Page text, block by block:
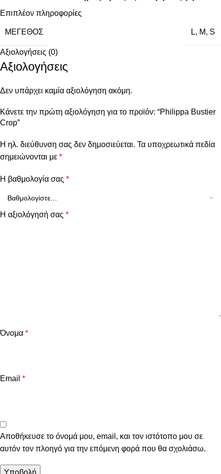
Επιπλέον πληροφορίες
ΜΈΓΕΘΟΣ L, M, S
Αξιολογήσεις (0)
Αξιολογήσεις
Δεν υπάρχει καμία αξιολόγηση ακόμη.
Κάνετε την πρώτη αξιολόγηση για το προϊόν: “Philippa Bustier
Crop”
Η ηλ. διεύθυνση σας δεν δημοσιεύεται. Τα υποχρεωτικά πεδία
σημειώνονται με *
Η βαθμολογία σας *
Η αξιολόγησή σας *
Όνομα *
Email *
Αποθήκευσε το όνομά μου, email, και τον ιστότοπο μου σε
αυτόν τον πλοηγό για την επόμενη φορά που θα σχολιάσω.